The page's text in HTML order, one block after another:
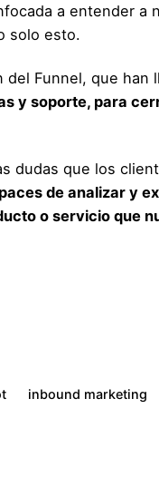
a entender a
solo esto.
Funnel, que han
y soporte, para
dudas que los
de analizar y
o servicio que
inbound marketing